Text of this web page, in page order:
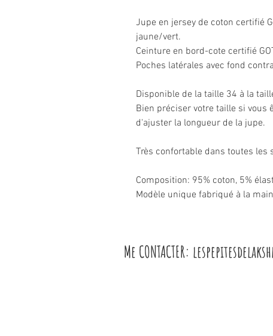
Jupe en jersey de coton certifié
jaune/vert.
Ceinture en bord-cote certifié
Poches latérales avec fond
Disponible de la taille 34 à la
Bien préciser votre taille si vous
d'ajuster la longueur de la jupe.
Très confortable dans toutes les
Composition: 95% coton, 5%
Modèle unique fabriqué à la
Me CONTACTER: l